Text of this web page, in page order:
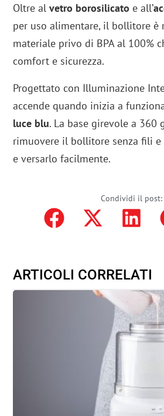
Oltre alvetro borosilicato e all’
per uso alimentare, il bollitore è
materiale privo di BPA al 100%
comfort e sicurezza.
Progettato con Illuminazione
accende quando inizia a
luce blu. La base girevole a 360
rimuovere il bollitore senza fili
e versarlo facilmente.
Condividi il post:
ARTICOLI CORRELATI